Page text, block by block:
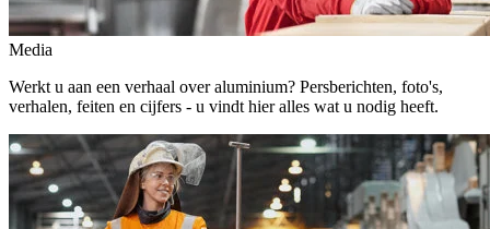
Media
Werkt u aan een verhaal over aluminium? Persberichten, foto's,
verhalen, feiten en cijfers - u vindt hier alles wat u nodig heeft.